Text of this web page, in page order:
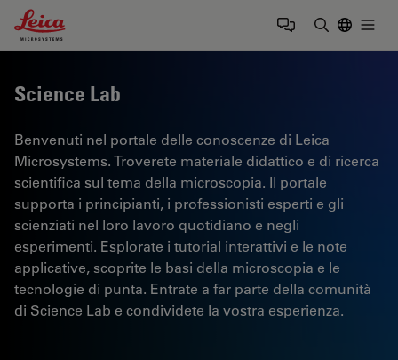
Leica Microsystems Logo
Science Lab
Benvenuti nel portale delle conoscenze di Leica
Microsystems. Troverete materiale didattico e di ricerca
scientifica sul tema della microscopia. Il portale
supporta i principianti, i professionisti esperti e gli
scienziati nel loro lavoro quotidiano e negli
esperimenti. Esplorate i tutorial interattivi e le note
applicative, scoprite le basi della microscopia e le
tecnologie di punta. Entrate a far parte della comunità
di Science Lab e condividete la vostra esperienza.